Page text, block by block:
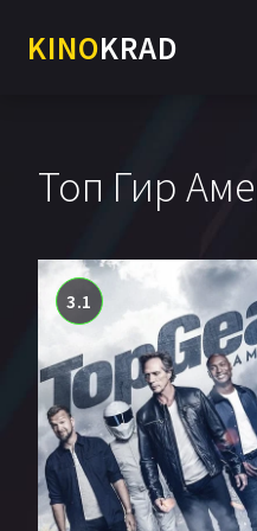
KINOKRAD
Топ Гир
3.1